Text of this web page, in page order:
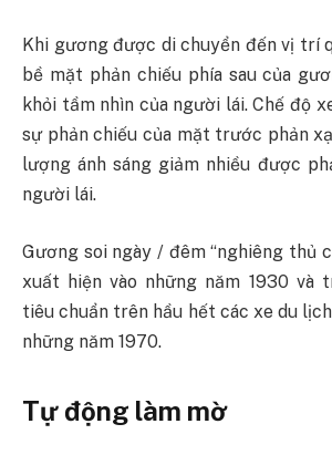
Khi gương được di chuyển đến vị trí
bề mặt phản chiếu phía sau của
khỏi tầm nhìn của người lái. Chế độ
sự phản chiếu của mặt trước phản
lượng ánh sáng giảm nhiều được
người lái.
Gương soi ngày / đêm “nghiêng thủ
xuất hiện vào những năm 1930 và
tiêu chuẩn trên hầu hết các xe du
những năm 1970.
Tự động làm mờ